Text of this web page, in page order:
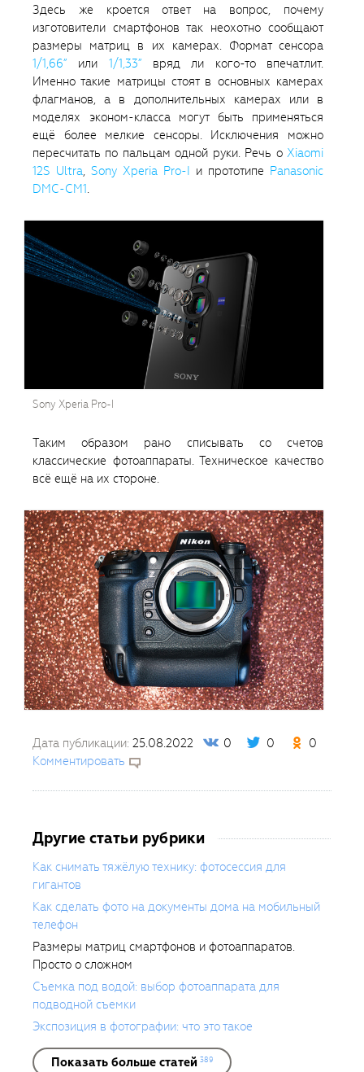
Здесь же кроется ответ на вопрос, почему
изготовители смартфонов так неохотно сообщают
размеры матриц в их камерах. Формат сенсора
1/1,66” или 1/1,33” вряд ли кого-то впечатлит.
Именно такие матрицы стоят в основных камерах
флагманов, а в дополнительных камерах или в
моделях эконом-класса могут быть применяться
ещё более мелкие сенсоры. Исключения можно
пересчитать по пальцам одной руки. Речь о Xiaomi
12S Ultra, Sony Xperia Pro-I и прототипе Panasonic
DMC-CM1.
Sony Xperia Pro-I
Таким образом рано списывать со счетов
классические фотоаппараты. Техническое качество
всё ещё на их стороне.
Дата публикации: 25.08.2022 0 0
0
Комментировать
Другие статьи рубрики
Как снимать тяжёлую технику: фотосессия для
гигантов
Как сделать фото на документы дома на мобильный
телефон
Размеры матриц смартфонов и фотоаппаратов.
Просто о сложном
Съемка под водой: выбор фотоаппарата для
подводной съемки
Экспозиция в фотографии: что это такое
Показать больше статей 389